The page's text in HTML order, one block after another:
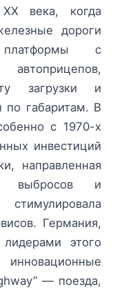
века, когда
дороги
платформы с
загрузки и
по габаритам. В
с 1970-х
инвестиций
направленная
выбросов и
Германия,
этого
— поезда,